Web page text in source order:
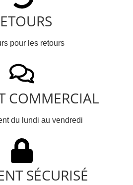
pour les retours
COMMERCIAL
du lundi au vendredi
SÉCURISÉ